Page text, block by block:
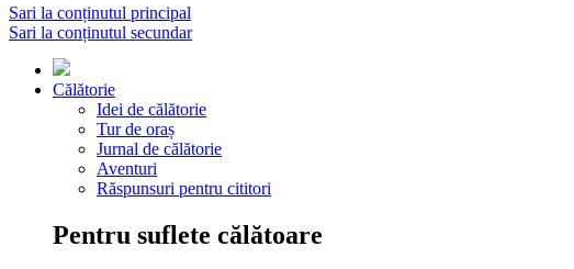
Sari la conținutul principal
Sari la conținutul secundar
Călătorie
Idei de călătorie
Tur de oraș
Jurnal de călătorie
Aventuri
Răspunsuri pentru cititori
Pentru suflete călătoare